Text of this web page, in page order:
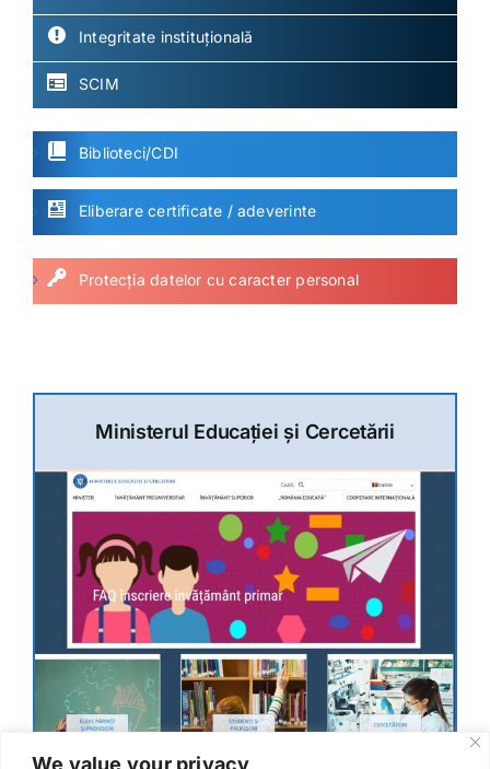
We value your privacy
Integritate instituțională
SCIM
Biblioteci/CDI
Eliberare certificate / adeverinte
Protecția datelor cu caracter personal
Ministerul Educației și Cercetării